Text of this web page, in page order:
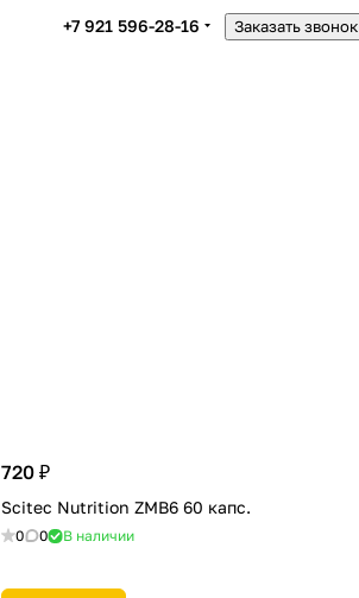
+7 921 596-28-16 Заказать звонок
720 ₽
Scitec Nutrition ZMB6 60 капс.
0 0 В наличии